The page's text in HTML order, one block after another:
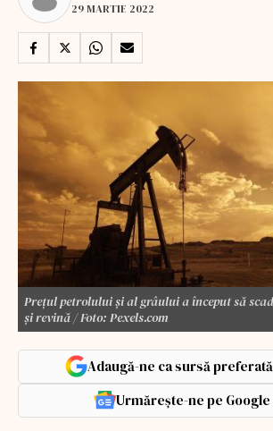
29 MARTIE 2022
Preţul petrolului şi al grâului a început să
şi revină / Foto: Pexels.com
Adaugă-ne ca sursă
Urmărește-ne pe Google